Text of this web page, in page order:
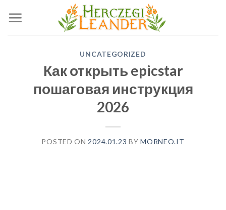
to
UNCATEGORIZED
Как открыть epicstar
пошаговая инструкция
2026
POSTED ON 2024.01.23 BYMORNEO.IT